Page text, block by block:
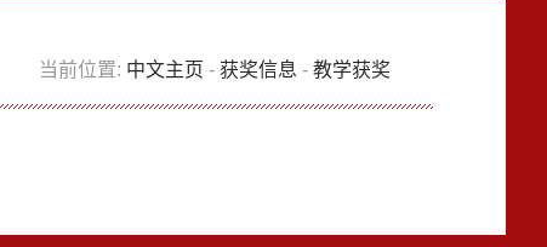
当前位置: 中文主页 -获奖信息 -教学获奖